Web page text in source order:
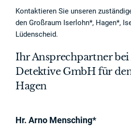
Kontaktieren Sie unseren
den Großraum Iserlohn*, Hagen*,
Lüdenscheid.
Ihr Ansprechpartner bei
Detektive GmbH für
Hagen
Hr. Arno Mensching*